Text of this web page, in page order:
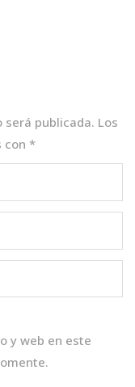
será publicada. Los
con *
y web en este